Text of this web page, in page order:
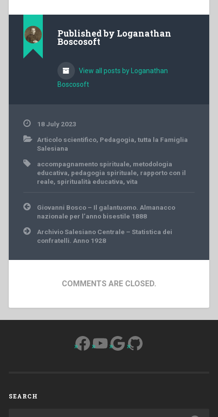
Published by Loganathan
Boscosoft
View all posts by Loganathan
Boscosoft
18 July 2023
Articolo scientifico, Pedagogia, tutta la Famiglia
Salesiana
accompagnamento spirituale, metodologia
educativa, pedagogia spirituale, rapporto con il
reale, spiritualità educativa, vita
Post
navigation
Giovanni Bosco – Il galantuomo. Almanacco
nazionale per l’anno bisestile 1888
Archivio Salesiano Centrale – Statistica dei
confratelli. Anno 1928
COMMENTS ARE CLOSED.
Facebook
YouTube
Google
GitHub
SEARCH